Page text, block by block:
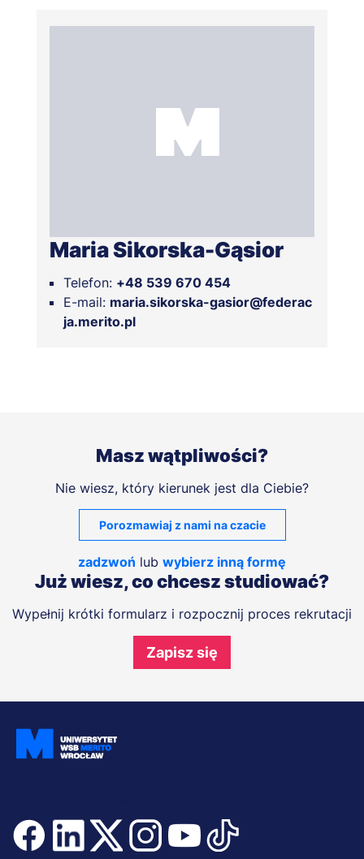
Maria Sikorska-Gąsior
Telefon: +48 539 670 454
E-mail: maria.sikorska-gasior@federac
ja.merito.pl
Masz wątpliwości?
Nie wiesz, który kierunek jest dla Ciebie?
Porozmawiaj z nami na czacie
zadzwoń lub wybierz inną formę
Już wiesz, co chcesz studiować?
Wypełnij krótki formularz i rozpocznij proces rekrutacji
Zapisz się